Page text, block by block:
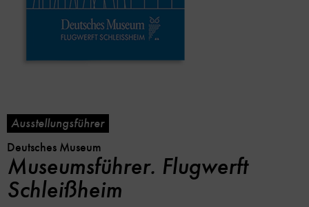
Ausstellungsführer
Deutsches Museum
Museumsführer. Flugwerft
Schleißheim